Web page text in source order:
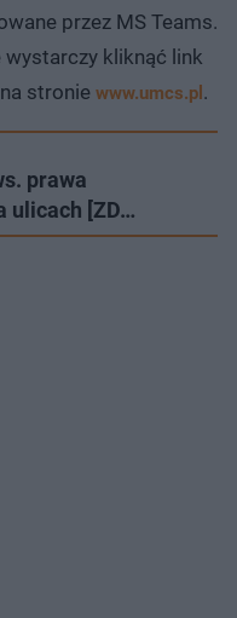
przez MS Teams.
wystarczy kliknąć link
stronie www.umcs.pl .
prawa
ulicach [ZD…